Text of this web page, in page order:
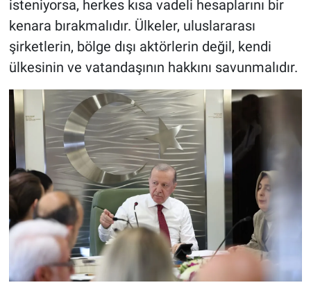
isteniyorsa, herkes kısa vadeli hesaplarını bir
kenara bırakmalıdır. Ülkeler, uluslararası
şirketlerin, bölge dışı aktörlerin değil, kendi
ülkesinin ve vatandaşının hakkını savunmalıdır.